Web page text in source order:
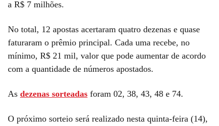
a R$ 7 milhões.
No total, 12 apostas acertaram quatro dezenas e quase
faturaram o prêmio principal. Cada uma recebe, no
mínimo, R$ 21 mil, valor que pode aumentar de acordo
com a quantidade de números apostados.
As dezenas sorteadas foram 02, 38, 43, 48 e 74.
O próximo sorteio será realizado nesta quinta-feira (14),